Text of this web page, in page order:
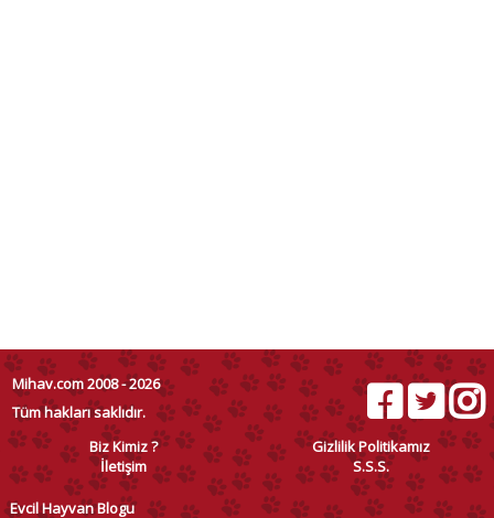
Mihav.com 2008 - 2026
Tüm hakları saklıdır.
Biz Kimiz ?
Gizlilik Politikamız
İletişim
S.S.S.
Evcil Hayvan Blogu